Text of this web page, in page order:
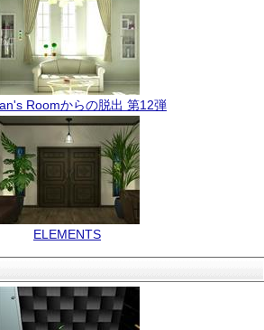
Roomからの脱出 第12弾
ELEMENTS